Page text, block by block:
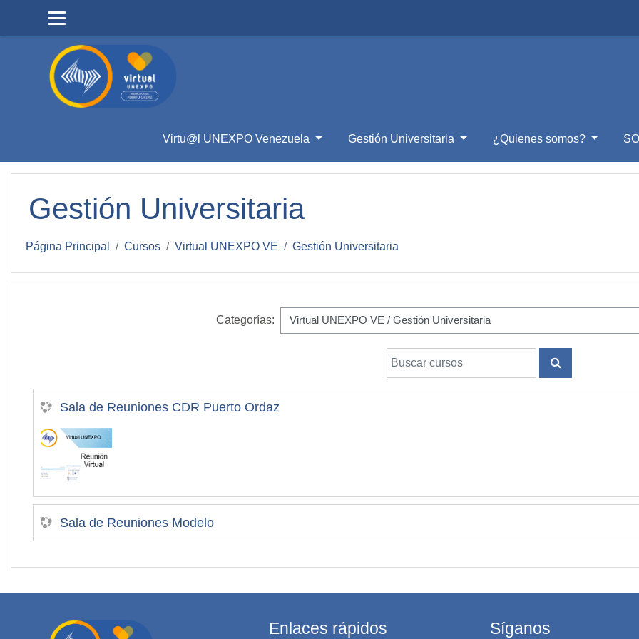
Virtu@l UNEXPO Venezuela Gestión Universitaria ¿Quienes somos?
Gestión Universitaria
Página Principal Cursos Virtual UNEXPO VE Gestión Universitaria
Categorías:
Buscar cursos
BUSCAR
Sala de Reuniones CDR Puerto Ordaz
Sala de Reuniones Modelo
Enlaces rápidos Síganos